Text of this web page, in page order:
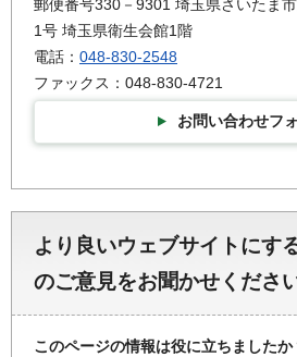
郵便番号330－9301 埼玉県さいたま
1号 埼玉県衛生会館1階
電話： 048-830-2548
ファックス：048-830-4721
お問い合わせフ
より良いウェブサイトにす
のご意見をお聞かせくださ
このページの情報は役に立ちましたか